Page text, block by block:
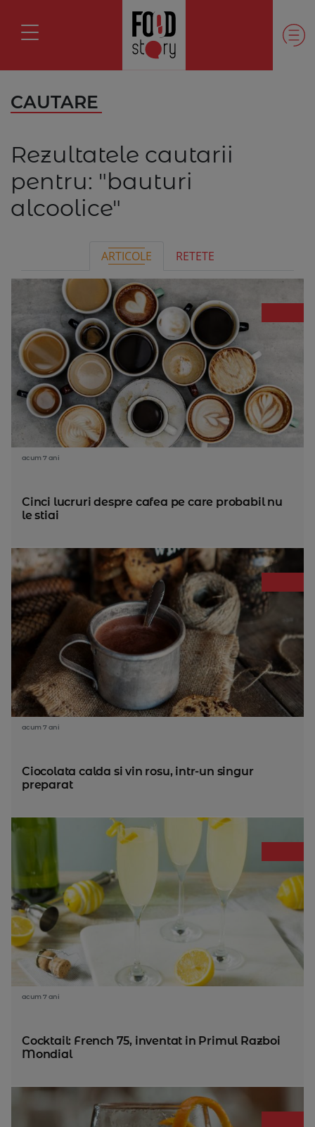
CAUTARE
Rezultatele cautarii
pentru: "bauturi
alcoolice"
ARTICOLE RETETE
acum 7 ani
Cinci lucruri despre cafea pe care probabil nu
le stiai
acum 7 ani
Ciocolata calda si vin rosu, intr-un singur
preparat
acum 7 ani
Cocktail: French 75, inventat in Primul Razboi
Mondial